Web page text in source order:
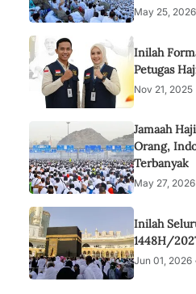
May 25,
Inilah
Petugas
Nov 21, 2025
Jamaah
Orang,
Terbanyak
May 27, 2026
Inilah
1448H/
Jun 01, 2026